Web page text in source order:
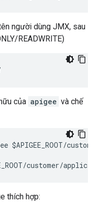
người dùng JMX, sau
READWRITE)
của apigee và chế
$APIGEE_ROOT/
customer/
thích hợp: